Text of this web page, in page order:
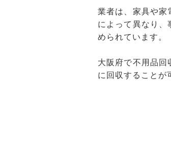
業者は、家具や家
によって異なり、
められています。
大阪府で不用品回
に回収することが